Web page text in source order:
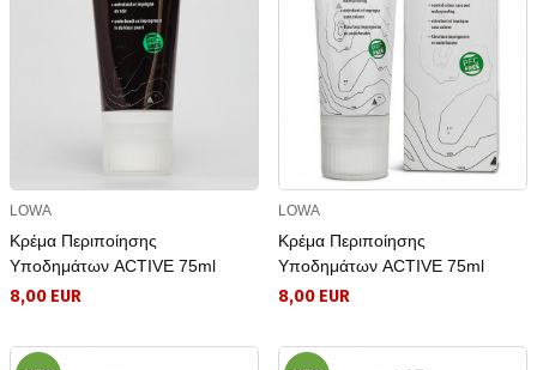
LOWA
Κρέμα Περιποίησης
Υποδημάτων ACTIVE 75ml
8,00 EUR
LOWA
Κρέμα Περιποίησης
Υποδημάτων ACTIVE 75ml
8,00 EUR